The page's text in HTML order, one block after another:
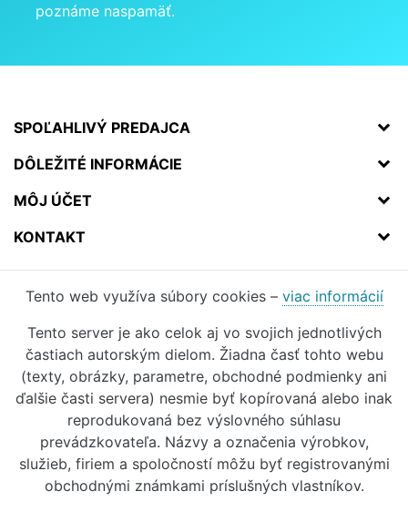
poznáme naspamäť.
SPOĽAHLIVÝ PREDAJCA
DÔLEŽITÉ INFORMÁCIE
MÔJ ÚČET
KONTAKT
Tento web využíva súbory cookies – viac informácií
Tento server je ako celok aj vo svojich jednotlivých
častiach autorským dielom. Žiadna časť tohto webu
(texty, obrázky, parametre, obchodné podmienky ani
ďalšie časti servera) nesmie byť kopírovaná alebo inak
reprodukovaná bez výslovného súhlasu
prevádzkovateľa. Názvy a označenia výrobkov,
služieb, firiem a spoločností môžu byť registrovanými
obchodnými známkami príslušných vlastníkov.